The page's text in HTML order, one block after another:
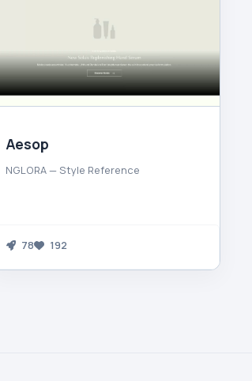
Aesop
NGLORA — Style Reference
78 192